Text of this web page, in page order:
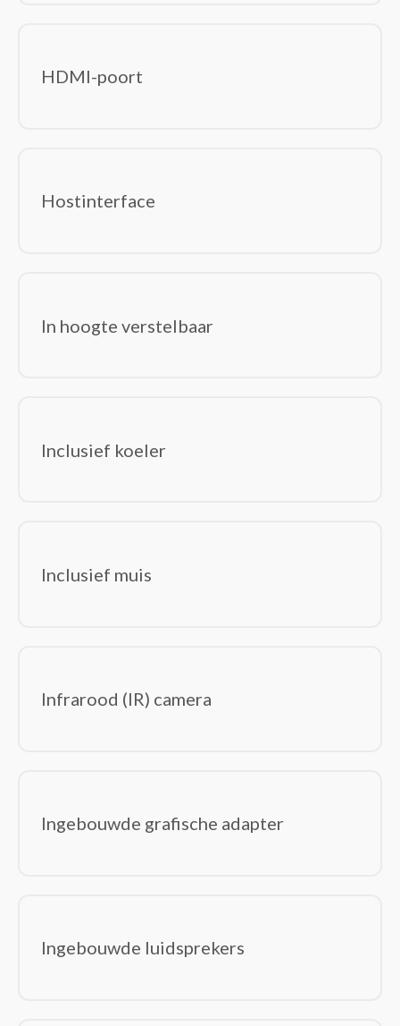
HDMI-poort
Hostinterface
In hoogte verstelbaar
Inclusief koeler
Inclusief muis
Infrarood (IR) camera
Ingebouwde grafische adapter
Ingebouwde luidsprekers